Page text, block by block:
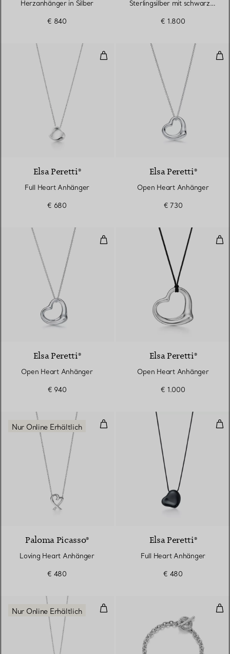
Herzanhänger in Silber
€ 840
Sterlingsilber mit schwarzer
€ 1.800
Full Heart Anhänger
Elsa Peretti®
Full Heart Anhänger
€ 680
Elsa Peretti®
Open Heart Anhänger
€ 730
Open Heart Anhänger
Elsa Peretti®
Open Heart Anhänger
€ 940
Elsa Peretti®
Open Heart Anhänger
€ 1.000
Loving Heart Anhänger
Nur Online Erhältlich
Paloma Picasso®
Loving Heart Anhänger
€ 480
Elsa Peretti®
Full Heart Anhänger
€ 480
Herzanhänger mit Schlüssel
Nur Online Erhältlich